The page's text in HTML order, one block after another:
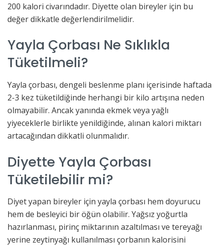
200 kalori civarındadır. Diyette olan bireyler için bu
değer dikkatle değerlendirilmelidir.
Yayla Çorbası Ne Sıklıkla
Tüketilmeli?
Yayla çorbası, dengeli beslenme planı içerisinde haftada
2-3 kez tüketildiğinde herhangi bir kilo artışına neden
olmayabilir. Ancak yanında ekmek veya yağlı
yiyeceklerle birlikte yenildiğinde, alınan kalori miktarı
artacağından dikkatli olunmalıdır.
Diyette Yayla Çorbası
Tüketilebilir mi?
Diyet yapan bireyler için yayla çorbası hem doyurucu
hem de besleyici bir öğün olabilir. Yağsız yoğurtla
hazırlanması, pirinç miktarının azaltılması ve tereyağı
yerine zeytinyağı kullanılması çorbanın kalorisini